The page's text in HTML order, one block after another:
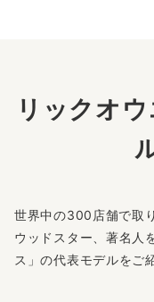
リックオ
世界中の300店舗で取
ウッドスター、著名人
ス」の代表モデルをご